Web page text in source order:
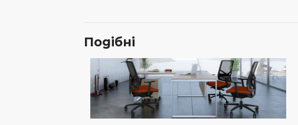
Подібні